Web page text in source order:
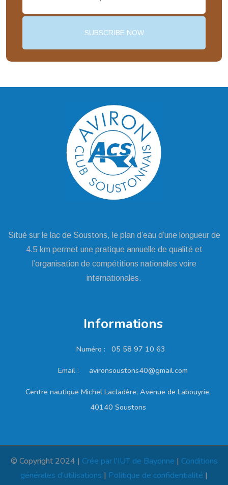
Situé sur le lac de Soustons, le plan d’eau d’une longueur de
4.5 km permet une pratique annuelle de qualité et
l’organisation de compétitions nationales voire
internationales.
Informations
Numéro : 05 58 97 10 63
Email : avironsoustons40@gmail.com
Centre nautique Michel Lacladère, Avenue de Labouyrie,
40140 Soustons
© Copyright 2024 | Crée par l'IUT de Bayonne | Conditions
générales d'utilisations | Politique de confidentialité |